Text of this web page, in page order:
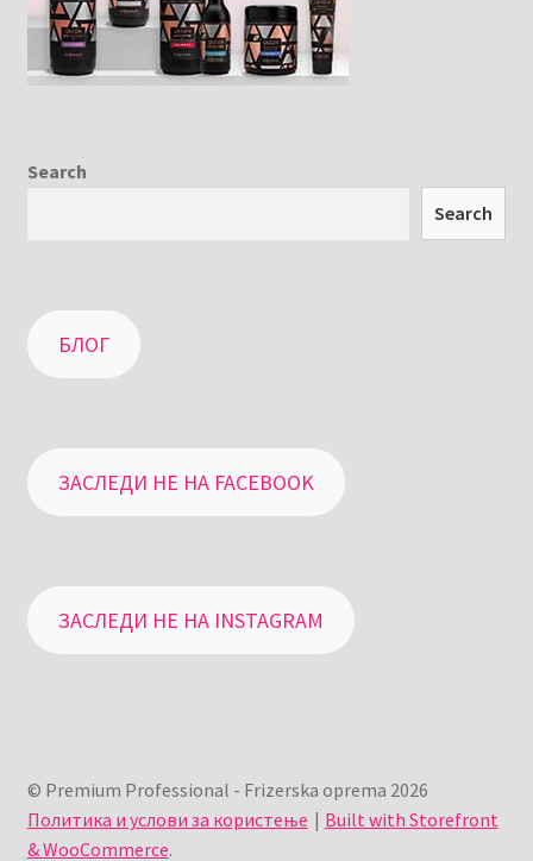
Search
Search
БЛОГ
ЗАСЛЕДИ НЕ НА FACEBOOK
ЗАСЛЕДИ НЕ НА INSTAGRAM
© Premium Professional - Frizerska oprema 2026
Политика и услови за користење
Built with Storefront
& WooCommerce.